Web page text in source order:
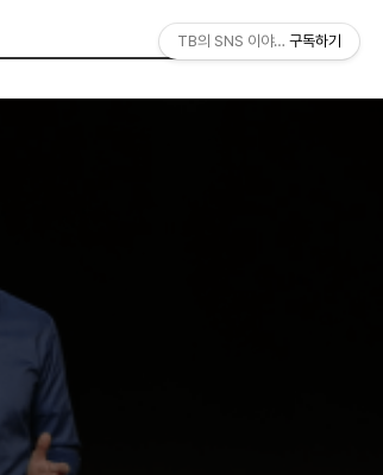
TB의 SNS 이야기 구독하기